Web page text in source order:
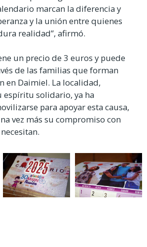
marcan la diferencia y
y la unión entre quienes
realidad”, afirmó.
un precio de 3 euros y puede
de las familias que forman
en Daimiel. La localidad,
espíritu solidario, ya ha
para apoyar esta causa,
vez más su compromiso con